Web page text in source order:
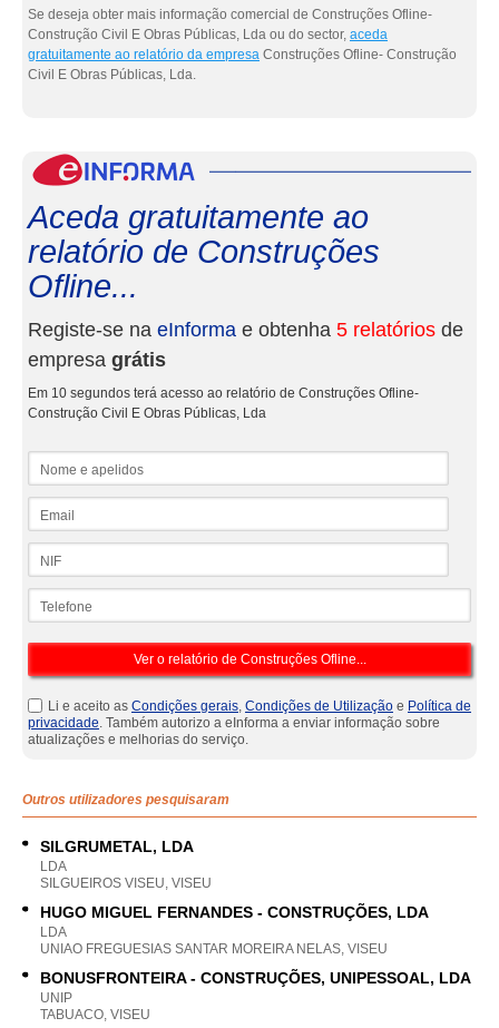
Se deseja obter mais informação comercial de Construções Ofline-
Construção Civil E Obras Públicas, Lda ou do sector, aceda
gratuitamente ao relatório da empresa Construções Ofline- Construção
Civil E Obras Públicas, Lda.
Aceda gratuitamente ao
relatório de Construções
Ofline...
Registe-se na eInforma e obtenha 5 relatórios de
empresa grátis
Em 10 segundos terá acesso ao relatório de Construções Ofline-
Construção Civil E Obras Públicas, Lda
Li e aceito as Condições gerais, Condições de Utilização e Política de
privacidade. Também autorizo a eInforma a enviar informação sobre
atualizações e melhorias do serviço.
Outros utilizadores pesquisaram
SILGRUMETAL, LDA
LDA
SILGUEIROS VISEU, VISEU
HUGO MIGUEL FERNANDES - CONSTRUÇÕES, LDA
LDA
UNIAO FREGUESIAS SANTAR MOREIRA NELAS, VISEU
BONUSFRONTEIRA - CONSTRUÇÕES, UNIPESSOAL, LDA
UNIP
TABUACO, VISEU